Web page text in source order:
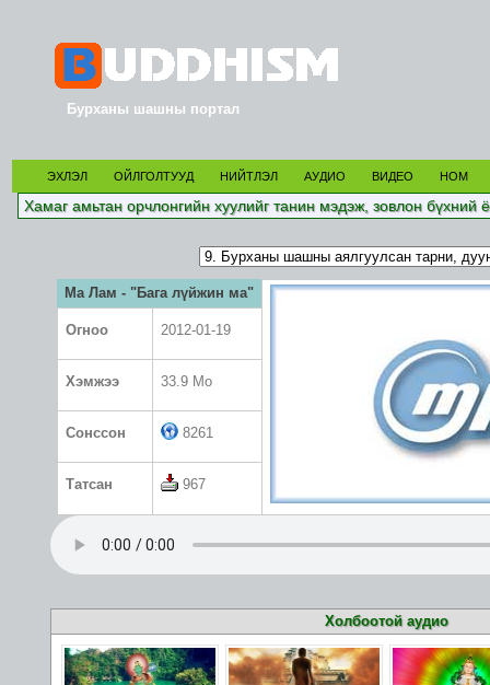
Бурханы шашны портал
ЭХЛЭЛ ОЙЛГОЛТУУД НИЙТЛЭЛ АУДИО ВИДЕО НОМ
Хамаг амьтан орчлонгийн хуулийг танин мэдэж, зовлон бүхний
Ма Лам - "Бага лүйжин ма"
Огноо 2012-01-19
Хэмжээ 33.9 Mo
Сонссон 8261
Татсан 967
Холбоотой аудио